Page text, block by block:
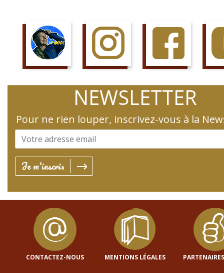
NEWSLETTER
Pour ne rien louper, inscrivez-vous à la
Je m'inscris
CONTACTEZ-NOUS MENTIONS LÉGALES